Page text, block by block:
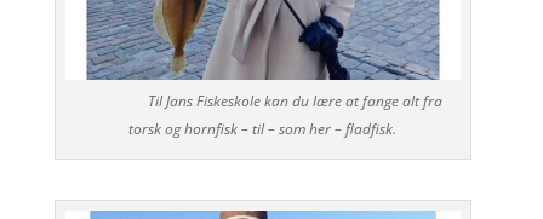
Til Jans Fiskeskole kan du lære at fange alt fra
torsk og hornfisk – til – som her – fladfisk.